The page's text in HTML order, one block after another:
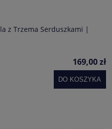
z Trzema Serduszkami |
169,00 zł
DO KOSZYKA